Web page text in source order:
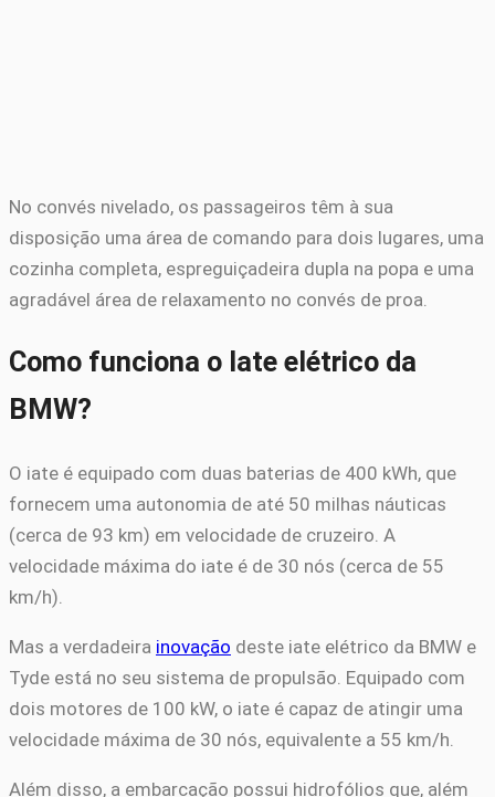
No convés nivelado, os passageiros têm à sua
disposição uma área de comando para dois lugares, uma
cozinha completa, espreguiçadeira dupla na popa e uma
agradável área de relaxamento no convés de proa.
Como funciona o Iate elétrico da
BMW?
O iate é equipado com duas baterias de 400 kWh, que
fornecem uma autonomia de até 50 milhas náuticas
(cerca de 93 km) em velocidade de cruzeiro. A
velocidade máxima do iate é de 30 nós (cerca de 55
km/h).
Mas a verdadeira inovação deste iate elétrico da BMW e
Tyde está no seu sistema de propulsão. Equipado com
dois motores de 100 kW, o iate é capaz de atingir uma
velocidade máxima de 30 nós, equivalente a 55 km/h.
Além disso, a embarcação possui hidrofólios que, além